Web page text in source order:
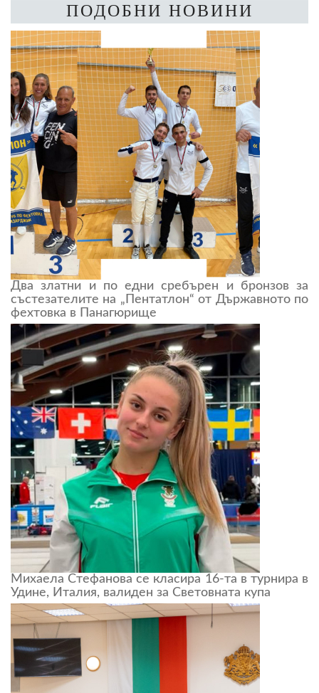
ПОДОБНИ НОВИНИ
Два златни и по едни сребърен и бронзов за
състезателите на „Пентатлон“ от Държавното по
фехтовка в Панагюрище
Михаела Стефанова се класира 16-та в турнира в
Удине, Италия, валиден за Световната купа